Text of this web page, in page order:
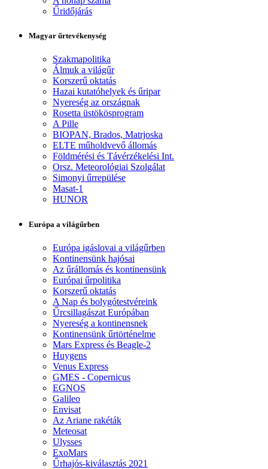
Űridőjárás
Magyar űrtevékenység
Szakmapolitika
Álmuk a világűr
Korszerű oktatás
Hazai kutatóhelyek és űripar
Nyereség az országnak
Rosetta üstökösprogram
A Pille
BIOPAN, Brados, Matrjoska
ELTE műholdvevő állomás
Földmérési és Távérzékelési Int.
Orsz. Meteorológiai Szolgálat
Simonyi űrrepülése
Masat-1
HUNOR
Európa a világűrben
Európa igáslovai a világűrben
Kontinensünk hajósai
Az űrállomás és kontinensünk
Európai űrpolitika
Korszerű oktatás
A Nap és bolygótestvéreink
Űrcsillagászat Európában
Nyereség a kontinensnek
Kontinensünk űrtörténelme
Mars Express és Beagle-2
Huygens
Venus Express
GMES - Copernicus
EGNOS
Galileo
Envisat
Az Ariane rakéták
Meteosat
Ulysses
ExoMars
Űrhajós-kiválasztás 2021